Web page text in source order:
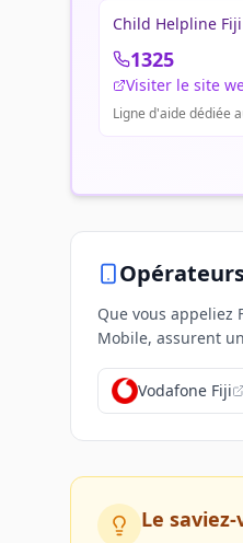
Child Helpline Fiji
1325
Visiter le site
Ligne d'aide dédiée
Que vous appeliez
Mobile, assurent
Vodafone Fiji
Le saviez-